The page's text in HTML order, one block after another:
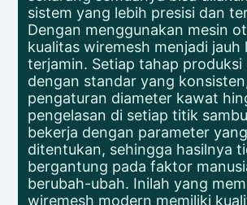
sistem yang lebih presisi dan
Dengan menggunakan mesin
kualitas wiremesh menjadi jauh
terjamin. Setiap tahap produksi
dengan standar yang
pengaturan diameter kawat
pengelasan di setiap titik
bekerja dengan parameter
ditentukan, sehingga hasilnya
bergantung pada faktor
berubah-ubah. Inilah yang
wiremesh modern memiliki